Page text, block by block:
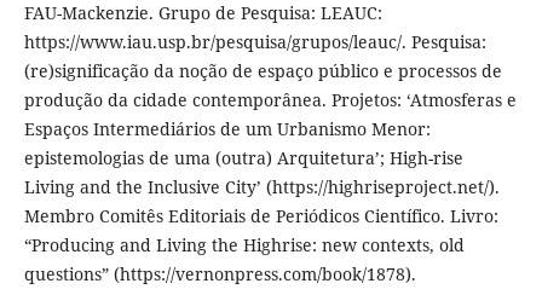
FAU-Mackenzie. Grupo de Pesquisa: LEAUC:
https://www.iau.usp.br/pesquisa/grupos/leauc/. Pesquisa:
(re)significação da noção de espaço público e processos de
produção da cidade contemporânea. Projetos: ‘Atmosferas e
Espaços Intermediários de um Urbanismo Menor:
epistemologias de uma (outra) Arquitetura’; High-rise
Living and the Inclusive City’ (https://highriseproject.net/).
Membro Comitês Editoriais de Periódicos Científico. Livro:
“Producing and Living the Highrise: new contexts, old
questions” (https://vernonpress.com/book/1878).